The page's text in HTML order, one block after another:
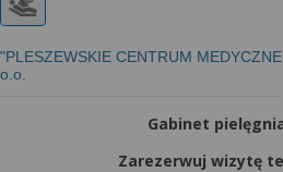
"PLESZEWSKIE CENTRUM
o.o.
Gabinet
Zarezerwuj wizytę